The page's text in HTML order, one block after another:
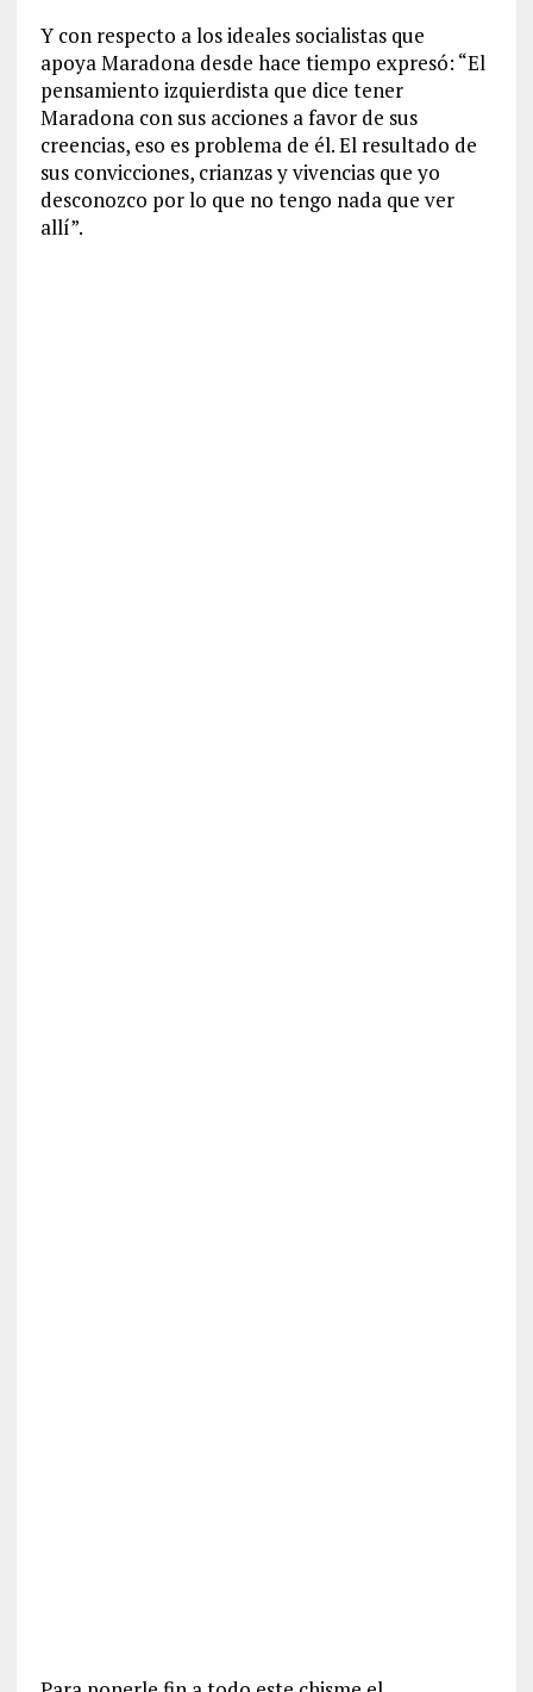
Y con respecto a los ideales socialistas que
apoya Maradona desde hace tiempo expresó: “El
pensamiento izquierdista que dice tener
Maradona con sus acciones a favor de sus
creencias, eso es problema de él. El resultado de
sus convicciones, crianzas y vivencias que yo
desconozco por lo que no tengo nada que ver
allí”.